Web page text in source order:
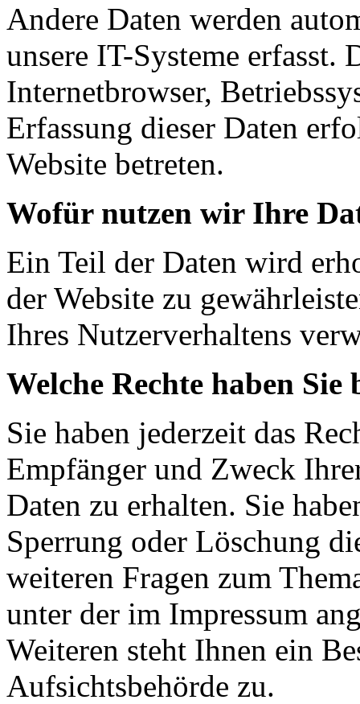
Andere Daten werden
unsere IT-Systeme erfasst.
Internetbrowser,
Erfassung dieser Daten
Website betreten.
Wofür nutzen wir Ihre
Ein Teil der Daten wird
der Website zu
Ihres Nutzerverhaltens
Welche Rechte haben
Sie haben jederzeit das
Empfänger und Zweck
Daten zu erhalten. Sie
Sperrung oder Löschung
weiteren Fragen zum
unter der im Impressum
Weiteren steht Ihnen ein
Aufsichtsbehörde zu.